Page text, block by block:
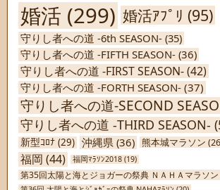
婚活 (299) 婚活ｱﾌﾟﾘ (95)
守りし者への道 -6th SEASON- (35)
守りし者への道 -FIFTH SEASON- (36)
守りし者への道 -FIRST SEASON-(42)
守りし者への道 -FORTH SEASON- (37)
守りし者への道-SECOND
守りし者への道 -THIRD SEASON-
新型ｺﾛﾅ (29) 沖縄県 (36) 熊本城マラソン
福岡 (44) 福岡ﾏﾗｿﾝ2018 (19)
第35回太陽と海とジョガーの祭典 ＮＡＨＡマラソン